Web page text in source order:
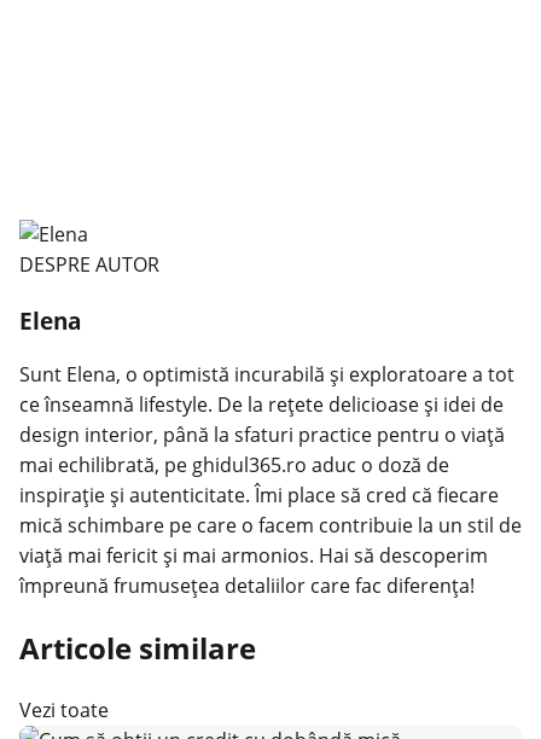
DESPRE AUTOR
Elena
Sunt Elena, o optimistă incurabilă și exploratoare a tot
ce înseamnă lifestyle. De la rețete delicioase și idei de
design interior, până la sfaturi practice pentru o viață
mai echilibrată, pe ghidul365.ro aduc o doză de
inspirație și autenticitate. Îmi place să cred că fiecare
mică schimbare pe care o facem contribuie la un stil de
viață mai fericit și mai armonios. Hai să descoperim
împreună frumusețea detaliilor care fac diferența!
Articole similare
Vezi toate